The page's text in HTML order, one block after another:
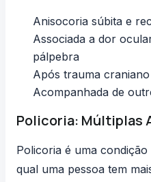
Anisocoria súbita e
Associada a dor
pálpebra
Após trauma
Acompanhada de
Policoria: Múltiplas
Policoria é uma
qual uma pessoa tem